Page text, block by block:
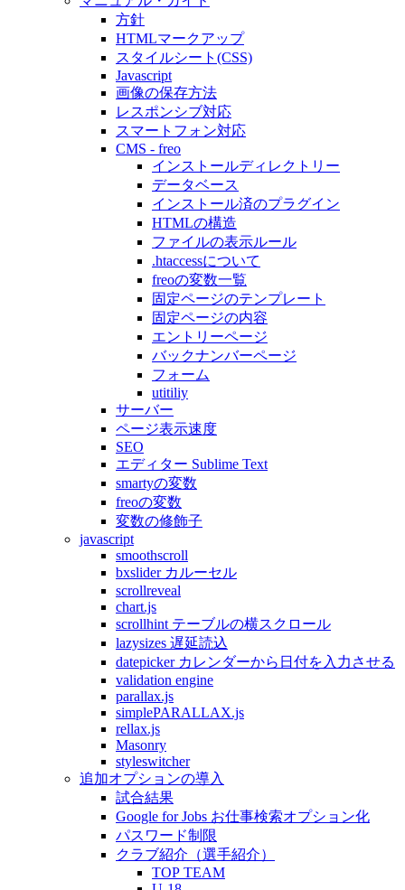
方針
HTMLマークアップ
スタイルシート(CSS)
Javascript
画像の保存方法
レスポンシブ対応
スマートフォン対応
CMS - freo
インストールディレクトリー
データベース
インストール済のプラグイン
HTMLの構造
ファイルの表示ルール
.htaccessについて
freoの変数一覧
固定ページのテンプレート
固定ページの内容
エントリーページ
バックナンバーページ
フォーム
utitiliy
サーバー
ページ表示速度
SEO
エディター Sublime Text
smartyの変数
freoの変数
変数の修飾子
javascript
smoothscroll
bxslider カルーセル
scrollreveal
chart.js
scrollhint テーブルの横スクロール
lazysizes 遅延読込
datepicker カレンダーから日付を入力させる
validation engine
parallax.js
simplePARALLAX.js
rellax.js
Masonry
styleswitcher
追加オプションの導入
試合結果
Google for Jobs お仕事検索オプション化
パスワード制限
クラブ紹介（選手紹介）
TOP TEAM